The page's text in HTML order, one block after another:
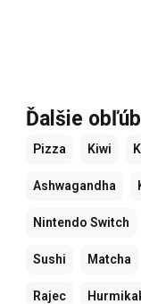
Ďalšie
Pizza Kiwi
Ashwagandha
Nintendo Switch
Sushi Matcha
Rajec